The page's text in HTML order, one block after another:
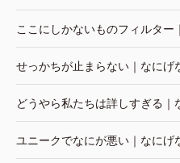
ここにしかないものフィルター
せっかちが止まらない｜なにげ
どうやら私たちは詳しすぎる｜
ユニークでなにが悪い｜なにげ